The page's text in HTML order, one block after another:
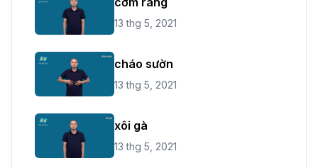
13 thg 5, 2021
cháo sườn
13 thg 5, 2021
xôi gà
13 thg 5, 2021